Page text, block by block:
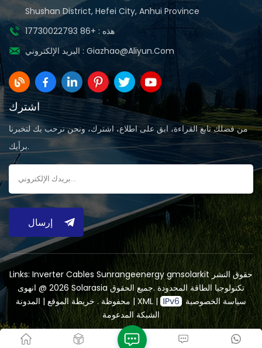
Shushan District, Hefei City, Anhui Province
هذه : +86 17730022793
البريد الإلكتروني : Giazhao@aliyun.com
اشترك
من فضلك تابع القراءة، ابق على اطلاع، اشترك، ونحن نرحب بك لتخبرنا
برأيك.
إرسال
Links: Inverter Cables Sunrangeenergy gmsolarkit
2026 @ انهوى Solarasia تكنولوجيا الطاقة المحدودة .جميع الحقوق
محفوظة . خريطة الموقع | | XML|
سياسة الخصوصية
الشبكة المدعومة